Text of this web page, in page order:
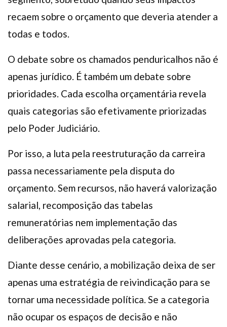
recaem sobre o orçamento que deveria atender a
todas e todos.
O debate sobre os chamados penduricalhos não é
apenas jurídico. É também um debate sobre
prioridades. Cada escolha orçamentária revela
quais categorias são efetivamente priorizadas
pelo Poder Judiciário.
Por isso, a luta pela reestruturação da carreira
passa necessariamente pela disputa do
orçamento. Sem recursos, não haverá valorização
salarial, recomposição das tabelas
remuneratórias nem implementação das
deliberações aprovadas pela categoria.
Diante desse cenário, a mobilização deixa de ser
apenas uma estratégia de reivindicação para se
tornar uma necessidade política. Se a categoria
não ocupar os espaços de decisão e não